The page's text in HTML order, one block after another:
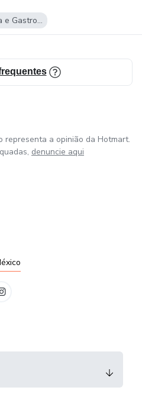
Culinária e Gastronomia
representa a opinião da Hotmart.
denuncie aqui